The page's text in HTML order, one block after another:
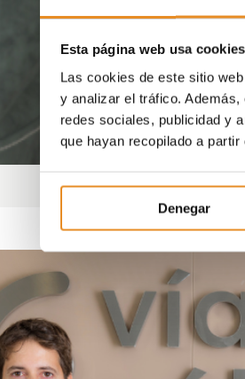
Esta página web usa cookies
Las cookies de este sitio
y analizar el tráfico.
redes sociales, publicidad y
que hayan recopilado a
Denegar